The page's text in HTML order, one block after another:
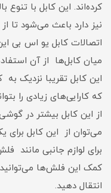
کرده‌اند. این کابل با تنوع
نیز دارد باعث می‌شود تا
اتصالات کابل یو اس بی
میان کابل‌ها از آن
این کابل تقریبا نزدیک
که کارایی‌های زیادی را
از این کابل بیشتر در
می‌توان از این کابل
برای لوازم جانبی مانند
کمک این فلش‌ها می‌توانید
انتقال دهید.